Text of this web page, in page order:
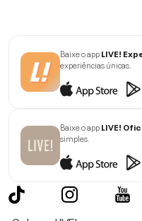
Baixe o appLIVE!
experiências únicas.
Baixe o appLIVE!
simples.